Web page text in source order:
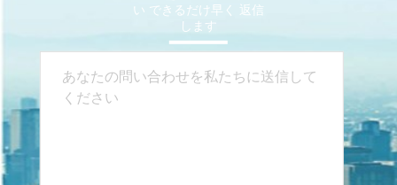
い できるだけ早く 返信
します